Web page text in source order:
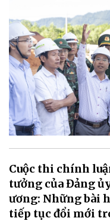
Cuộc thi chính
tưởng của Đảng
ương: Những bài
tiếp tục đổi mới